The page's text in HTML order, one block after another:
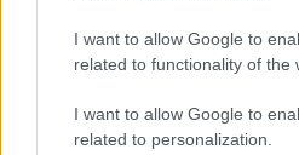
I want to allow Google to
related to functionality of the
I want to allow Google to
related to personalization.
is készülnek, de részleteket
azonban, hogy olyan
Teatro Metastasio, a német
Braunschweig, a belga